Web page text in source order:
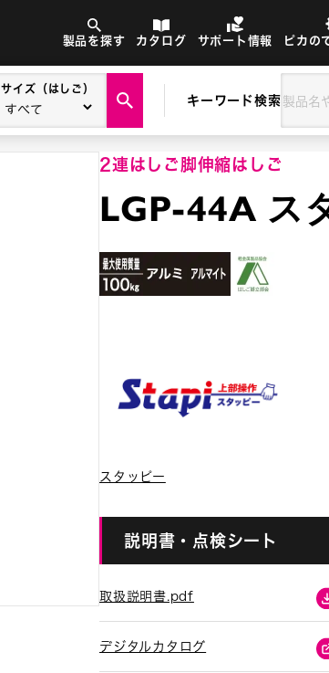
製品を探す カタログ サポート情報 ピカの
サイズ（はしご）
キーワード検索
LGP-44A ス
2連はしご脚伸縮はしご
スタッピー
説明書・点検シート
取扱説明書.pdf
デジタルカタログ